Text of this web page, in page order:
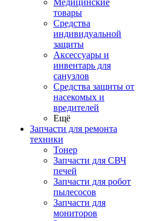
Медицинские
товары
Средства
индивидуальной
защиты
Аксессуары и
инвентарь для
санузлов
Средства защиты от
насекомых и
вредителей
Ещё
Запчасти для ремонта
техники
Тонер
Запчасти для СВЧ
печей
Запчасти для робот
пылесосов
Запчасти для
мониторов